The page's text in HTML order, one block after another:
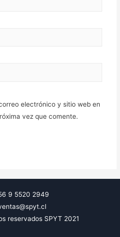
electrónico y sitio web en
vez que comente.
9 5520 2949
reservados SPYT 2021